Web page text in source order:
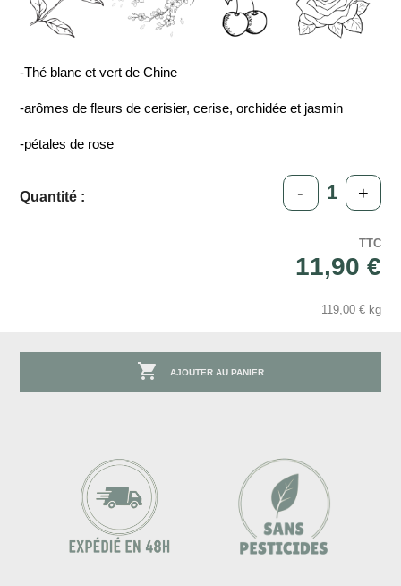
-Thé blanc et vert de Chine
-arômes de fleurs de cerisier, cerise, orchidée et jasmin
-pétales de rose
Quantité : - +
TTC
11,90 €
119,00 € kg
 AJOUTER AU PANIER